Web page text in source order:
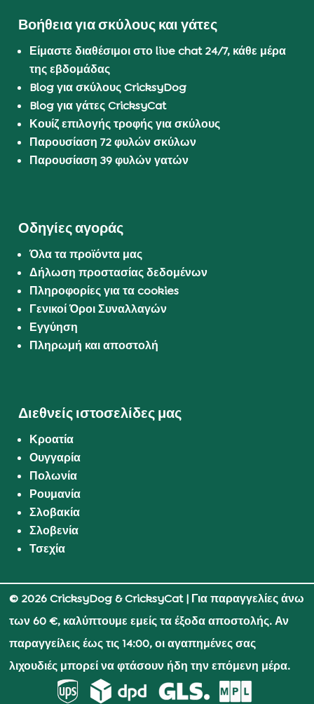
Βοήθεια για σκύλους και γάτες
Είμαστε διαθέσιμοι στο live chat 24/7, κάθε μέρα
της εβδομάδας
Blog για σκύλους CricksyDog
Blog για γάτες CricksyCat
Κουίζ επιλογής τροφής για σκύλους
Παρουσίαση 72 φυλών σκύλων
Παρουσίαση 39 φυλών γατών
Οδηγίες αγοράς
Όλα τα προϊόντα μας
Δήλωση προστασίας δεδομένων
Πληροφορίες για τα cookies
Γενικοί Όροι Συναλλαγών
Εγγύηση
Πληρωμή και αποστολή
Διεθνείς ιστοσελίδες μας
Κροατία
Ουγγαρία
Πολωνία
Ρουμανία
Σλοβακία
Σλοβενία
Τσεχία
© 2026 CricksyDog & CricksyCat| Για παραγγελίες άνω
των 60 €, καλύπτουμε εμείς τα έξοδα αποστολής. Αν
παραγγείλεις έως τις 14:00, οι αγαπημένες σας
λιχουδιές μπορεί να φτάσουν ήδη την επόμενη μέρα.